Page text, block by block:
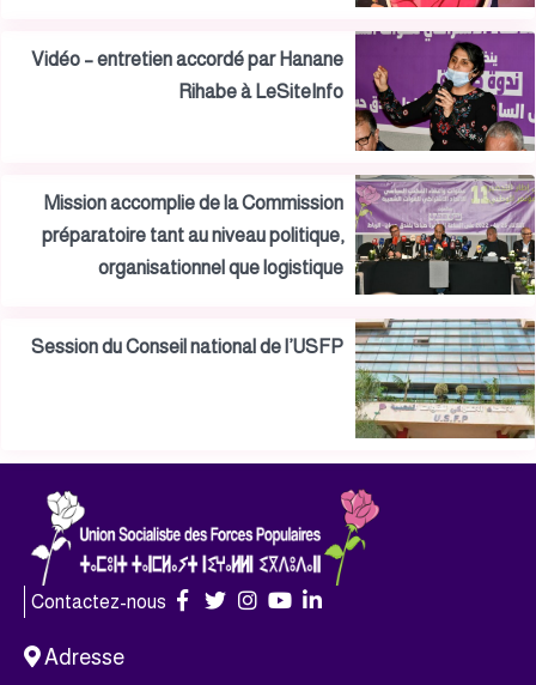
Vidéo – entretien accordé par Hanane
Rihabe à LeSiteInfo
Mission accomplie de la Commission
préparatoire tant au niveau politique,
organisationnel que logistique
Session du Conseil national de l’USFP
Contactez-nous
Adresse